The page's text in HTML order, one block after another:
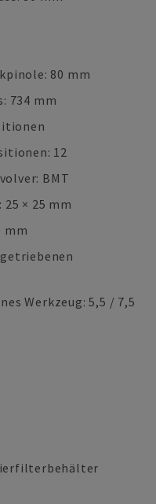
80 mm
734 mm
12
BMT
× 25 mm
mm
Werkzeug: 5,5 / 7,5